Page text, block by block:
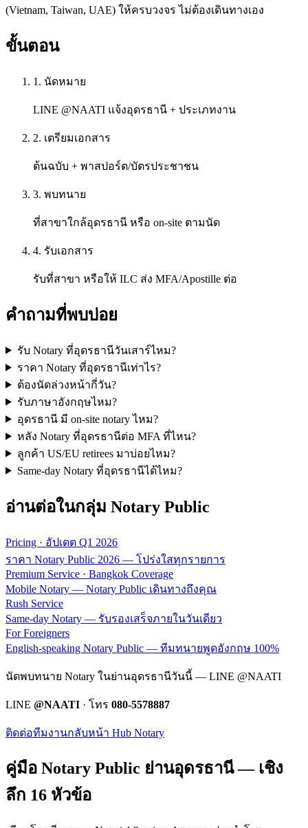
(Vietnam, Taiwan, UAE) ให้ครบวงจร ไม่ต้องเดินทางเอง
ขั้นตอน
1. นัดหมาย
LINE @NAATI แจ้งอุดรธานี + ประเภทงาน
2. เตรียมเอกสาร
ต้นฉบับ + พาสปอร์ต/บัตรประชาชน
3. พบทนาย
ที่สาขาใกล้อุดรธานี หรือ on-site ตามนัด
4. รับเอกสาร
รับที่สาขา หรือให้ ILC ส่ง MFA/Apostille ต่อ
คำถามที่พบบ่อย
รับ Notary ที่อุดรธานีวันเสาร์ไหม?
ราคา Notary ที่อุดรธานีเท่าไร?
ต้องนัดล่วงหน้ากี่วัน?
รับภาษาอังกฤษไหม?
อุดรธานี มี on-site notary ไหม?
หลัง Notary ที่อุดรธานีต่อ MFA ที่ไหน?
ลูกค้า US/EU retirees มาบ่อยไหม?
Same-day Notary ที่อุดรธานีได้ไหม?
อ่านต่อในกลุ่ม Notary Public
Pricing · อัปเดต Q1 2026
ราคา Notary Public 2026 — โปร่งใสทุกรายการ
Premium Service · Bangkok Coverage
Mobile Notary — Notary Public เดินทางถึงคุณ
Rush Service
Same-day Notary — รับรองเสร็จภายในวันเดียว
For Foreigners
English-speaking Notary Public — ทีมทนายพูดอังกฤษ 100%
นัดพบทนาย Notary ในย่านอุดรธานีวันนี้ — LINE @NAATI
LINE @NAATI · โทร 080-5578887
ติดต่อทีมงานกลับหน้า Hub Notary
คู่มือ Notary Public ย่านอุดรธานี— เชิง
ลึก 16 หัวข้อ